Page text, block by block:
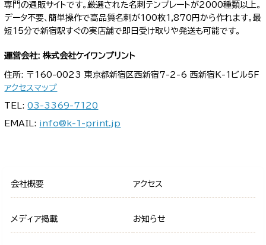
専門の通販サイトです。厳選された名刺テンプレートが2000種類以上。
データ不要、簡単操作で高品質名刺が100枚1,870円から作れます。最
短15分で新宿駅すぐの実店舗で即日受け取りや発送も可能です。
運営会社: 株式会社ケイワンプリント
住所: 〒160-0023 東京都新宿区西新宿7-2-6 西新宿K-1ビル5F
アクセスマップ
TEL:03-3369-7120
EMAIL: info@k-1-print.jp
会社概要 アクセス
メディア掲載 お知らせ